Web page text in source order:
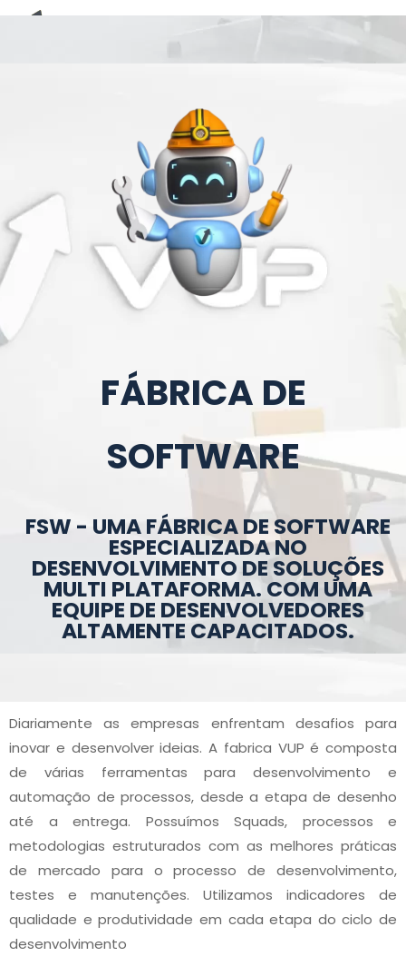
E-Book (RPA)
FÁBRICA DE
SOFTWARE
FSW - UMA FÁBRICA DE SOFTWARE
ESPECIALIZADA NO
DESENVOLVIMENTO DE SOLUÇÕES
MULTI PLATAFORMA. COM UMA
EQUIPE DE DESENVOLVEDORES
ALTAMENTE CAPACITADOS.
Diariamente as empresas enfrentam desafios para
inovar e desenvolver ideias. A fabrica VUP é composta
de várias ferramentas para desenvolvimento e
automação de processos, desde a etapa de desenho
até a entrega. Possuímos Squads, processos e
metodologias estruturados com as melhores práticas
de mercado para o processo de desenvolvimento,
testes e manutenções. Utilizamos indicadores de
qualidade e produtividade em cada etapa do ciclo de
desenvolvimento